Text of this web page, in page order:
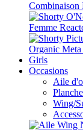
Combinaison
Femme
Organic
Girls
Occasions
Aile
Wing/